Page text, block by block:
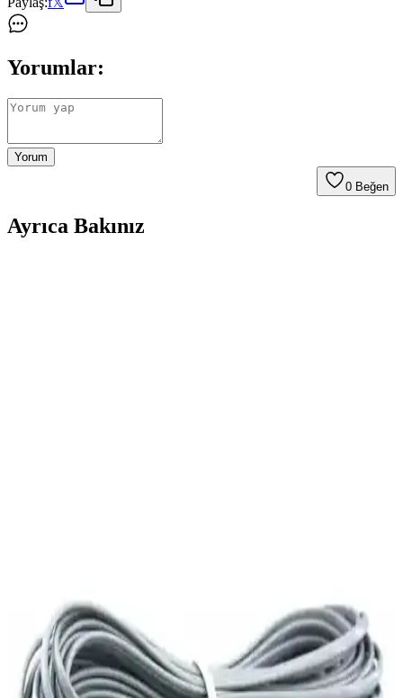
Yorumlar:
Yorum
0 Beğen
Ayrıca Bakınız
Datron RTA1320 ADSL2+ modem, hızlı ve güvenli internet sağlar,
kolay kurulumu ve taşınabilir tasarımıyla kullanıcıların tercihidir.
Keenetic Kn-2112-01TR ve Tp-Link Archer VR400
Modem/Router Karşılaştırması